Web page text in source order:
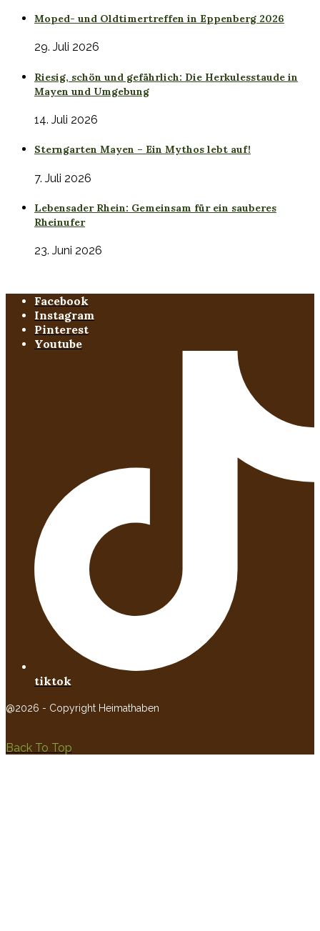
Moped- und Oldtimertreffen in Eppenberg 2026
29. Juli 2026
Riesig, schön und gefährlich: Die Herkulesstaude in
Mayen und Umgebung
14. Juli 2026
Sterngarten Mayen – Ein Mythos lebt auf!
7. Juli 2026
Lebensader Rhein: Gemeinsam für ein sauberes
Rheinufer
23. Juni 2026
Facebook
Instagram
Pinterest
Youtube
tiktok
@2026 - Copyright Heimathaben
Back To Top